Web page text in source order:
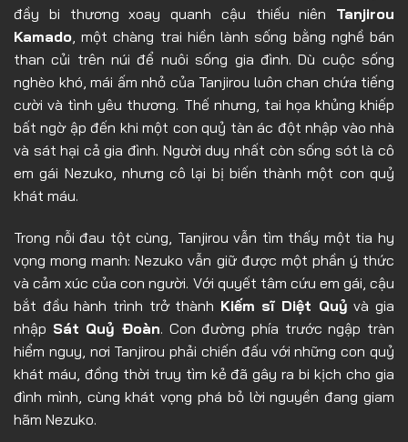
Tập 8
Tập 9
Tập 10
Tập 11
Tập 12
Tập 13
Tập 15
Tập 16
Tập 17
Tập 18
Tập 20
đầy bi thương xoay quanh cậu thiếu niên Tanjirou
Kamado, một chàng trai hiền lành sống bằng nghề bán
than củi trên núi để nuôi sống gia đình. Dù cuộc sống
nghèo khó, mái ấm nhỏ của Tanjirou luôn chan chứa tiếng
cười và tình yêu thương. Thế nhưng, tai họa khủng khiếp
bất ngờ ập đến khi một con quỷ tàn ác đột nhập vào nhà
và sát hại cả gia đình. Người duy nhất còn sống sót là cô
em gái Nezuko, nhưng cô lại bị biến thành một con quỷ
khát máu.
Trong nỗi đau tột cùng, Tanjirou vẫn tìm thấy một tia hy
vọng mong manh: Nezuko vẫn giữ được một phần ý thức
và cảm xúc của con người. Với quyết tâm cứu em gái, cậu
bắt đầu hành trình trở thành Kiếm sĩ Diệt Quỷ và gia
nhập Sát Quỷ Đoàn. Con đường phía trước ngập tràn
hiểm nguy, nơi Tanjirou phải chiến đấu với những con quỷ
khát máu, đồng thời truy tìm kẻ đã gây ra bi kịch cho gia
đình mình, cùng khát vọng phá bỏ lời nguyền đang giam
hãm Nezuko.